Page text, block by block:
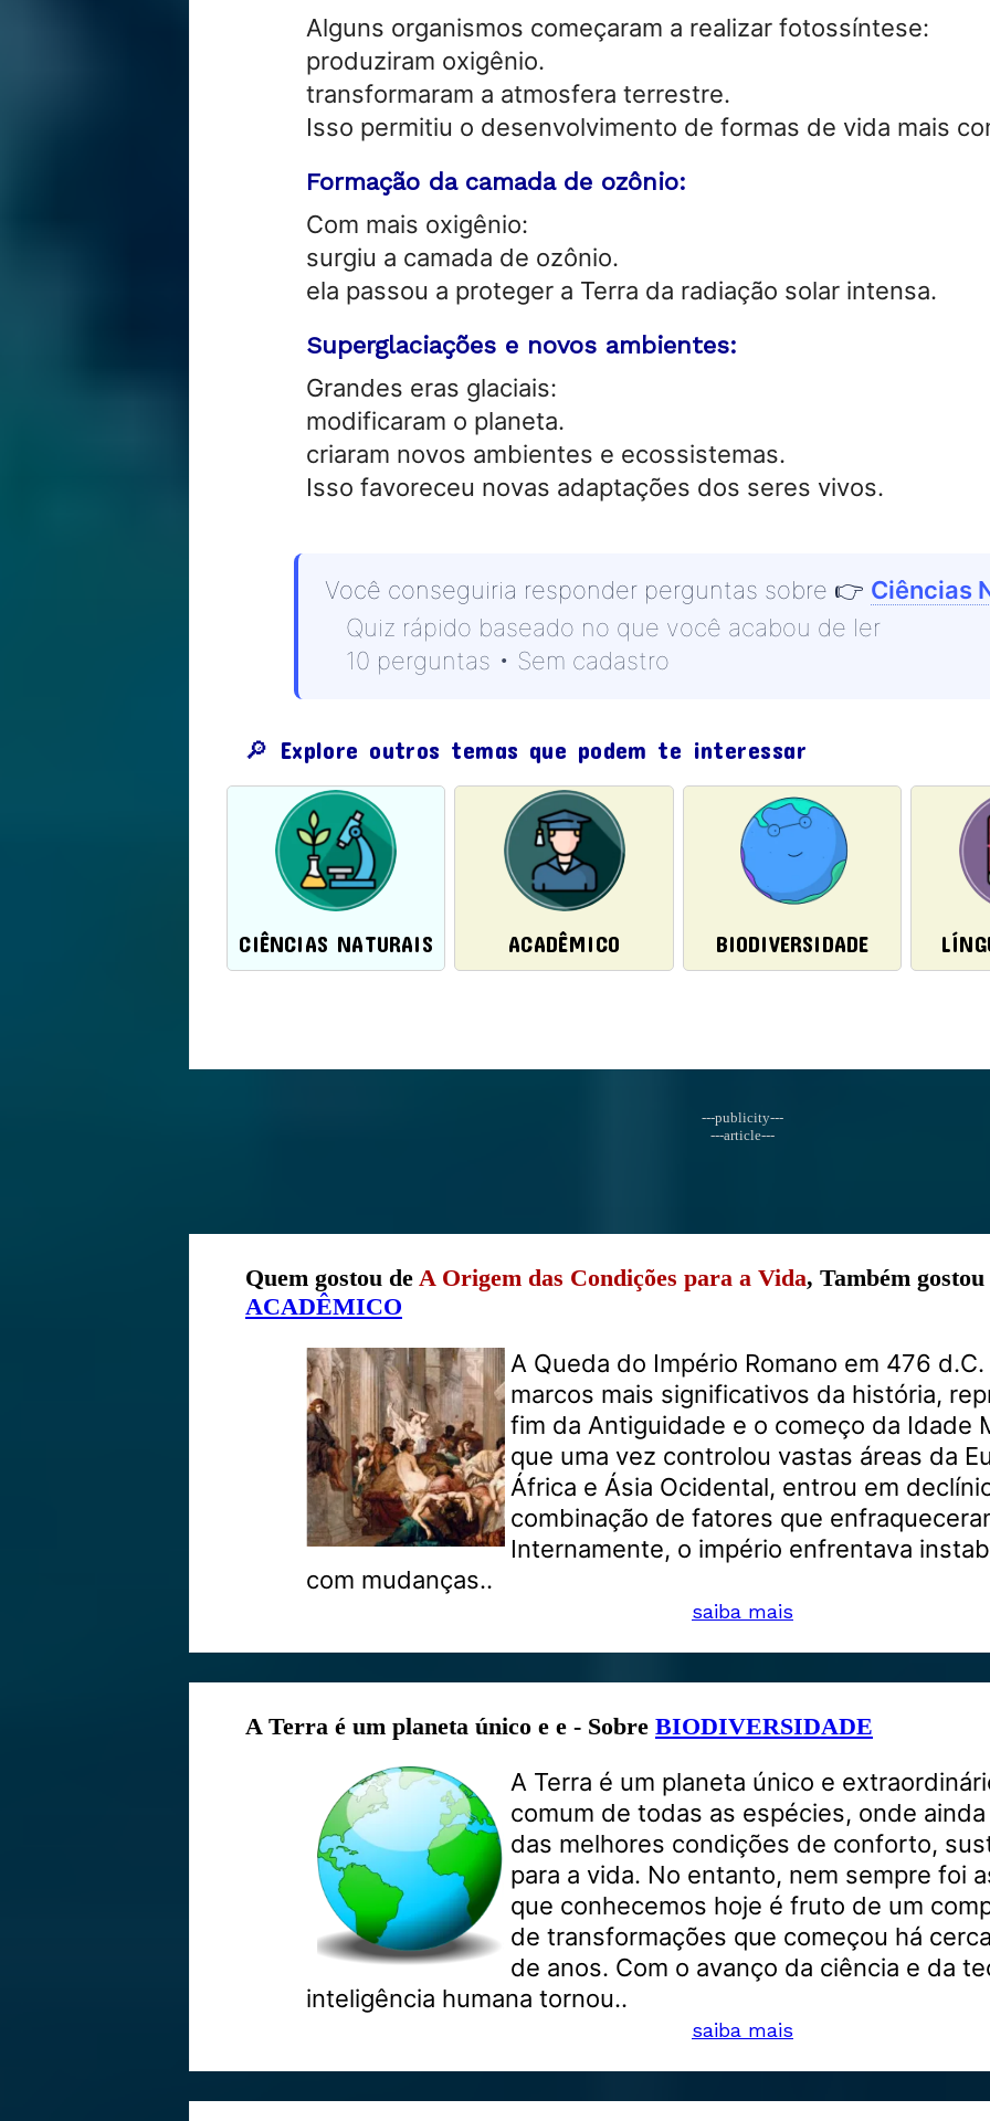
Alguns organismos começaram a realizar fotossíntese:
produziram oxigênio.
transformaram a atmosfera terrestre.
Isso permitiu o desenvolvimento de formas de vida mais
Formação da camada de ozônio:
Com mais oxigênio:
surgiu a camada de ozônio.
ela passou a proteger a Terra da radiação solar intensa.
Superglaciações e novos ambientes:
Grandes eras glaciais:
modificaram o planeta.
criaram novos ambientes e ecossistemas.
Isso favoreceu novas adaptações dos seres vivos.
Você conseguiria responder perguntas sobre 👉 Ciências
Quiz rápido baseado no que você acabou de ler
10 perguntas • Sem cadastro
🔎 Explore outros temas que podem te interessar
CIÊNCIAS NATURAIS ACADÊMICO BIODIVERSIDADE
---publicity---
---article---
Quem gostou de A Origem das Condições para a Vida, Também
ACADÊMICO
A Queda do Império Romano em 476
marcos mais significativos da história,
fim da Antiguidade e o começo da Idade
que uma vez controlou vastas áreas da
África e Ásia Ocidental, entrou em
combinação de fatores que
Internamente, o império enfrentava
com mudanças..
saiba mais
A Terra é um planeta único e e - Sobre BIODIVERSIDADE
A Terra é um planeta único e
comum de todas as espécies, onde
das melhores condições de conforto,
para a vida. No entanto, nem sempre foi
que conhecemos hoje é fruto de um
de transformações que começou há
de anos. Com o avanço da ciência e da
inteligência humana tornou..
saiba mais